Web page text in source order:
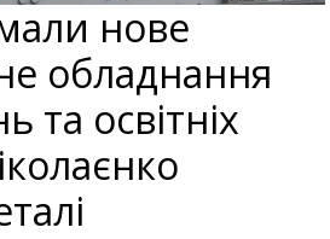
нове
обладнання
та освітніх